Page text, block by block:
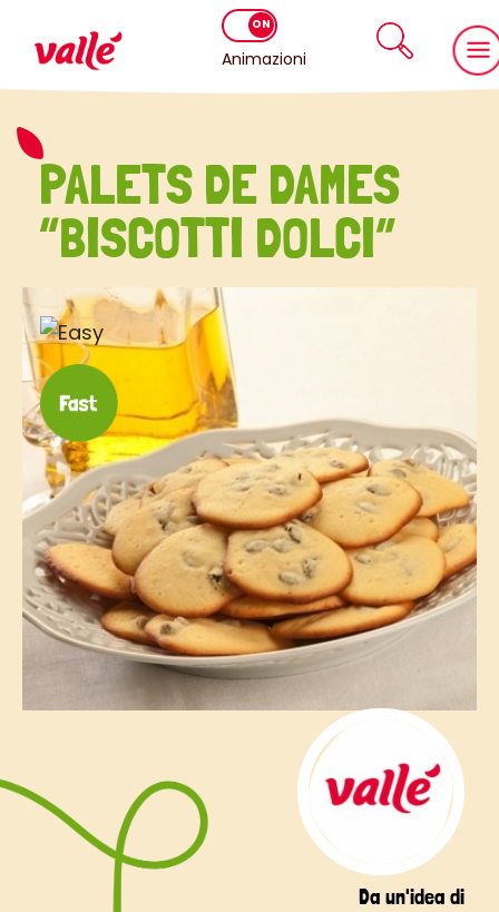
Animazioni
PALETS DE DAMES
“BISCOTTI DOLCI”
Da un'idea di